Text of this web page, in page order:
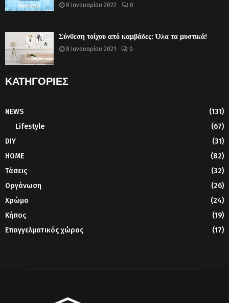
8 Ιανουαρίου 2022 0
Σύνθεση τοίχου από καμβάδες: Όλα τα μυστικά!
8 Ιανουαρίου 2021 0
ΚΑΤΗΓΟΡΙΕΣ
NEWS
(131)
Lifestyle
(67)
DIY
(31)
HOME
(82)
Τάσεις
(32)
Οργάνωση
(26)
Χρώμα
(24)
Κήπος
(19)
Επαγγελματικός χώρος
(17)